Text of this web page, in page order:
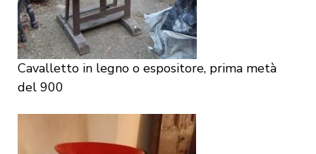
Cavalletto in legno o espositore, prima metà
del 900